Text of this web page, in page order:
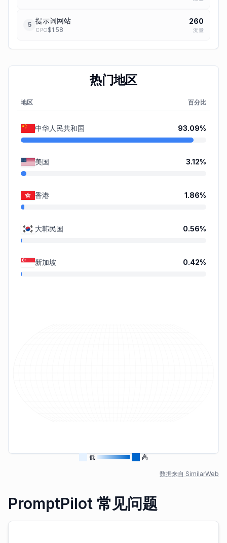
5 提示词网站
CPC $1.58
260
流量
热门地区
地区 百分比
中华人民共和国 93.09%
美国 3.12%
香港 1.86%
大韩民国 0.56%
新加坡 0.42%
低 高
数据来自 SimilarWeb
PromptPilot 常见问题